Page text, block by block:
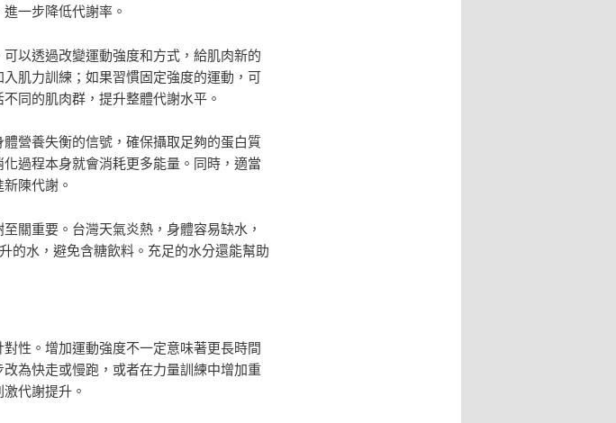
一步降低代謝率。
以透過改變運動強度和方式，給肌肉新的
肌力訓練；如果習慣固定強度的運動，可
同的肌肉群，提升整體代謝水平。
營養失衡的信號，確保攝取足夠的蛋白質
過程本身就會消耗更多能量。同時，適當
陳代謝。
關重要。台灣天氣炎熱，身體容易缺水，
的水，避免含糖飲料。充足的水分還能幫助
性。增加運動強度不一定意味著更長時間
為快走或慢跑，或者在力量訓練中增加重
代謝提升。